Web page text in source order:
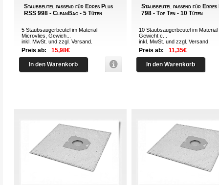
Staubbeutel passend für Erres Plus
RSS 998 - CleanBag - 5 Tüten
5 Staubsaugerbeutel im Material
Microvlies, Gewich...
inkl. MwSt. und zzgl.Versand
Preis ab: 15,98€
In den Warenkorb
Staubbeutel passend für Erres
798 - Top Ten - 10 Tüten
10 Staubsaugerbeutel im Material
Gewicht c...
inkl. MwSt. und zzgl.Versand
Preis ab: 11,35€
In den Warenkorb